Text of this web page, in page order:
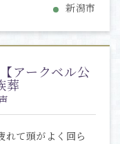
新潟市
アークベル公
葬
れて頭がよく回ら